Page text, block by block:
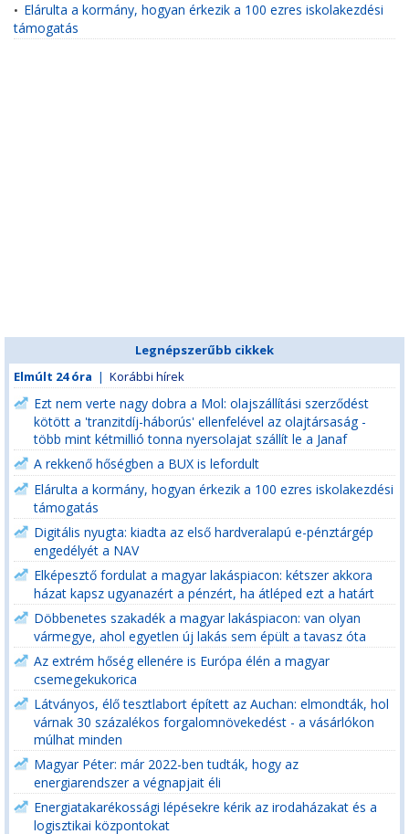
• Elárulta a kormány, hogyan érkezik a 100 ezres iskolakezdési
támogatás
Legnépszerűbb cikkek
Elmúlt 24 óra | Korábbi hírek
Ezt nem verte nagy dobra a Mol: olajszállítási szerződést
kötött a 'tranzitdíj-háborús' ellenfelével az olajtársaság -
több mint kétmillió tonna nyersolajat szállít le a Janaf
A rekkenő hőségben a BUX is lefordult
Elárulta a kormány, hogyan érkezik a 100 ezres iskolakezdési
támogatás
Digitális nyugta: kiadta az első hardveralapú e-pénztárgép
engedélyét a NAV
Elképesztő fordulat a magyar lakáspiacon: kétszer akkora
házat kapsz ugyanazért a pénzért, ha átléped ezt a határt
Döbbenetes szakadék a magyar lakáspiacon: van olyan
vármegye, ahol egyetlen új lakás sem épült a tavasz óta
Az extrém hőség ellenére is Európa élén a magyar
csemegekukorica
Látványos, élő tesztlabort épített az Auchan: elmondták, hol
várnak 30 százalékos forgalomnövekedést - a vásárlókon
múlhat minden
Magyar Péter: már 2022-ben tudták, hogy az
energiarendszer a végnapjait éli
Energiatakarékossági lépésekre kérik az irodaházakat és a
logisztikai központokat